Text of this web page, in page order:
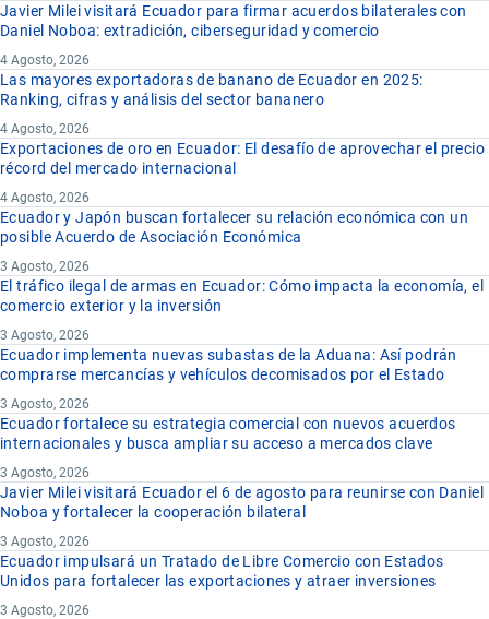
Javier Milei visitará Ecuador para firmar acuerdos bilaterales con
Daniel Noboa: extradición, ciberseguridad y comercio
4 Agosto, 2026
Las mayores exportadoras de banano de Ecuador en 2025:
Ranking, cifras y análisis del sector bananero
4 Agosto, 2026
Exportaciones de oro en Ecuador: El desafío de aprovechar el precio
récord del mercado internacional
4 Agosto, 2026
Ecuador y Japón buscan fortalecer su relación económica con un
posible Acuerdo de Asociación Económica
3 Agosto, 2026
El tráfico ilegal de armas en Ecuador: Cómo impacta la economía, el
comercio exterior y la inversión
3 Agosto, 2026
Ecuador implementa nuevas subastas de la Aduana: Así podrán
comprarse mercancías y vehículos decomisados por el Estado
3 Agosto, 2026
Ecuador fortalece su estrategia comercial con nuevos acuerdos
internacionales y busca ampliar su acceso a mercados clave
3 Agosto, 2026
Javier Milei visitará Ecuador el 6 de agosto para reunirse con Daniel
Noboa y fortalecer la cooperación bilateral
3 Agosto, 2026
Ecuador impulsará un Tratado de Libre Comercio con Estados
Unidos para fortalecer las exportaciones y atraer inversiones
3 Agosto, 2026